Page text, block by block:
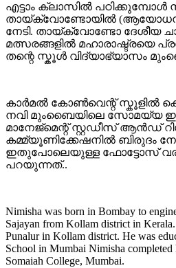
എട്ടാം ക്ലാസിൽ പഠിക്കുമ്പോൾ
തായ്‌ക്വോണ്ടോയിൽ
നേടി. തായ്‌ക്വോണ്ടോ ദേശീയ
മത്സരങ്ങളിൽ മഹാരാഷ്ട്രയെ
തന്റെ സ്കൂൾ വിദ്യാഭ്യാസം
കാർമൽ കോൺവെന്റ് സ്കൂളിൽ
നവി മുംബൈയിലെ സോമയ്യ
മാനേജ്‌മെന്റ് സ്റ്റഡീസ് ആൻഡ്
കമ്മ്യൂണിക്കേഷനിൽ ബിരുദം
ഇതുപോലെയുള്ള ഫോട്ടോസ്
പറയുന്നത്..
Nimisha was born in Bombay to
Sajayan from Kollam district in Kerala.
Punalur in Kollam district. He was
School in Mumbai Nimisha
Somaiah College, Mumbai.